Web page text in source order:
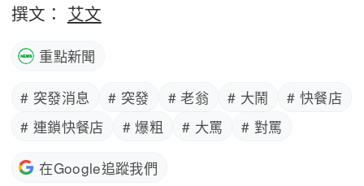
撰文： 艾文
重點新聞
# 突發消息 # 突發 # 老翁 # 大鬧
# 快餐店
# 連鎖快餐店
# 爆粗 # 大罵 # 對罵
在Google追蹤我們